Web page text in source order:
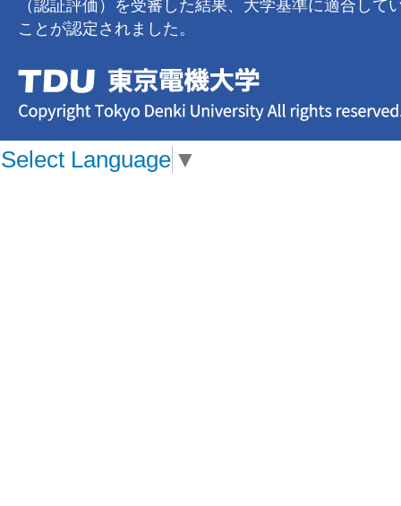
（認証評価）を受審した結果、大学基準に適合して
ことが認定されました。
Select Language ▼